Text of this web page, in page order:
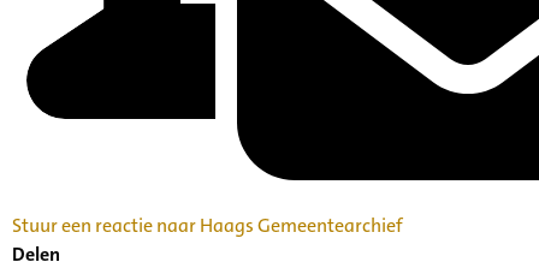
Stuur een reactie naar Haags Gemeentearchief
Delen